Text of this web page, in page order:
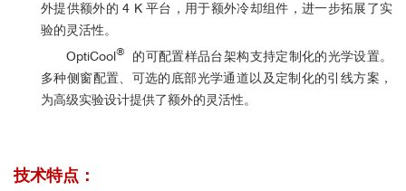
外提供额外的 4 K 平台，用于额外冷却组件，进一步拓展了实
验的灵活性。
OptiCool®
的可配置样品台架构支持定制化的光学设置。
多种侧窗配置、可选的底部光学通道以及定制化的引线方案，
为高级实验设计提供了额外的灵活性。
技术特点：